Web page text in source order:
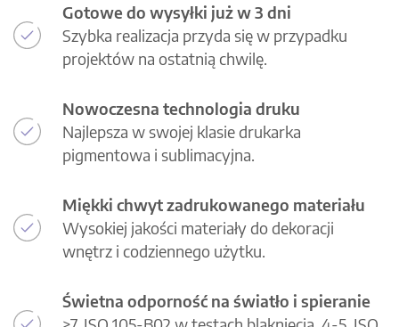
Gotowe do wysyłki już w 3 dni
Szybka realizacja przyda się w przypadku
projektów na ostatnią chwilę.
Nowoczesna technologia druku
Najlepsza w swojej klasie drukarka
pigmentowa i sublimacyjna.
Miękki chwyt zadrukowanego materiału
Wysokiej jakości materiały do dekoracji
wnętrz i codziennego użytku.
Świetna odporność na światło i spieranie